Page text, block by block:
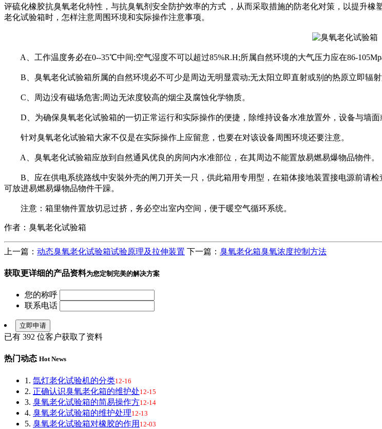
评硫化橡胶抗臭氧老化特性，与抗臭氧剂安全防护效率的方式 ，从而采取措施的防老化对策，以提升橡
老化试验箱时，怎样注意周围环境和实际操作注意事项。
A、工作温度务必在0--35℃中间;空气湿度不可以超过85%R.H;所属自然环境的大气压力应在86-
B、臭氧老化试验箱所属的自然环境必不可少是周边无明显震动;无太阳立即直射或别的热原立即辐射
C、周边没有磁场危害;周边无浓度较高的烟尘及腐蚀化学物质。
D、为确保臭氧老化试验箱的一切正常运行和实际操作的便捷，除维持设备水准放置外，设备与墙面
针对臭氧老化试验箱大家不仅是在实际操作上应留意，也要在对该设备周围环境还要注意。
A、臭氧老化试验箱应放到自然通风优良的房间内水准部位，在其周边不能置放易燃易爆物品物件。
B、应在供电系统路线中安裝外壳的闸刀开关一只，供此箱用专用型，在箱体接地装置接电源前请
可放进易燃易爆物品物件干躁。
注意：箱里物件置放切忌过挤，务必空出室内空间，便于暖空气循环系统。
作者：臭氧老化试验箱
上一篇： 动态臭氧老化试验箱试验原理及拉伸装置 下一篇： 臭氧老化箱臭氧浓度控制方法
获取更详细的产品资料为您定制完美的解决方案
您的称呼
联系电话
已有 392 位客户获取了资料
热门动态 Hot News
1. 氙灯老化试验机的分类12-16
2. 正确认识臭氧老化箱的维护处12-15
3. 臭氧老化试验箱的简易操作方12-14
4. 臭氧老化试验箱的维护处理12-13
5. 臭氧老化试验箱对橡胶的作用 12-03